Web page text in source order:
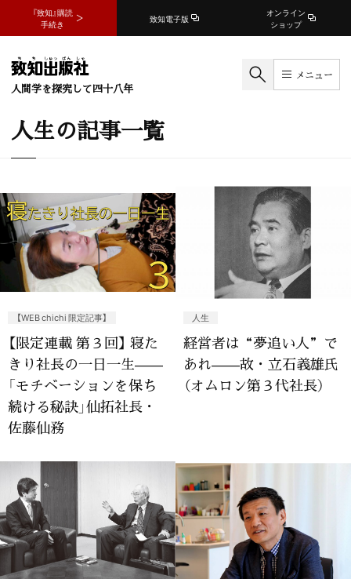
『致知』購読
手続き
致知電子版
オンライン
ショップ
人間学を探究して四十八年
メニュー
人生の記事一覧
【WEB chichi 限定記事】
【限定連載 第３回】 寝た
きり社長の一日一生——
「モチベーションを保ち
続ける秘訣」仙拓社長・
佐藤仙務
人生
経営者は“夢追い人”で
あれ——故・立石義雄氏
（オムロン第３代社長）